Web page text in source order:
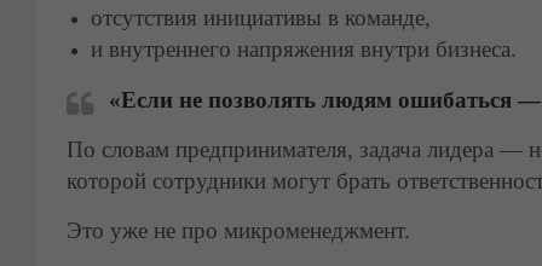
отсутствия инициативы в команде,
и внутреннего напряжения внутри бизнеса.
«Если не позволять людям ошибаться —
По словам предпринимателя, задача лидера —
которой сотрудники могут брать
Это уже не про микроменеджмент.